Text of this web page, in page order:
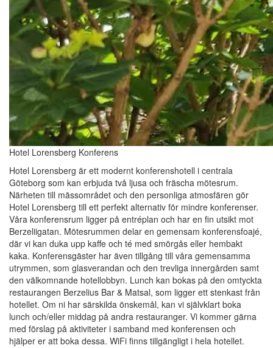
Hotel Lorensberg Konferens
Hotel Lorensberg är ett modernt konferenshotell i centrala
Göteborg som kan erbjuda två ljusa och fräscha mötesrum.
Närheten till mässområdet och den personliga atmosfären gör
Hotel Lorensberg till ett perfekt alternativ för mindre konferenser.
Våra konferensrum ligger på entréplan och har en fin utsikt mot
Berzeliigatan. Mötesrummen delar en gemensam konferensfoajé,
där vi kan duka upp kaffe och té med smörgås eller hembakt
kaka. Konferensgäster har även tillgång till våra gemensamma
utrymmen, som glasverandan och den trevliga innergården samt
den välkomnande hotellobbyn. Lunch kan bokas på den omtyckta
restaurangen Berzelius Bar & Matsal, som ligger ett stenkast från
hotellet. Om ni har särskilda önskemål, kan vi självklart boka
lunch och/eller middag på andra restauranger. Vi kommer gärna
med förslag på aktiviteter i samband med konferensen och
hjälper er att boka dessa. WiFi finns tillgängligt i hela hotellet.